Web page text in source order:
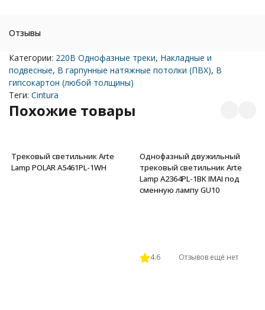
Отзывы
Категории: 220В Однофазные треки, Накладные и
подвесные, В гарпунные натяжные потолки (ПВХ), В
гипсокартон (любой толщины)
Теги: Cintura
Похожие товары
Трековый светильник Arte
Lamp POLAR A5461PL-1WH
Однофазный двужильный
трековый светильник Arte
Lamp A2364PL-1BK IMAI под
сменную лампу GU10
4.6 Отзывов ещё нет